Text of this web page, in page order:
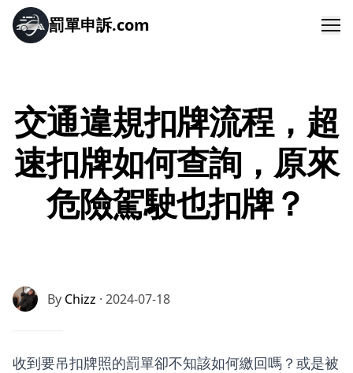
罰單申訴.com
交通違規扣牌流程，超
速扣牌如何查詢，原來
危險駕駛也扣牌？
By Chizz · 2024-07-18
收到要吊扣牌照的罰單卻不知該如何繳回嗎？或是被